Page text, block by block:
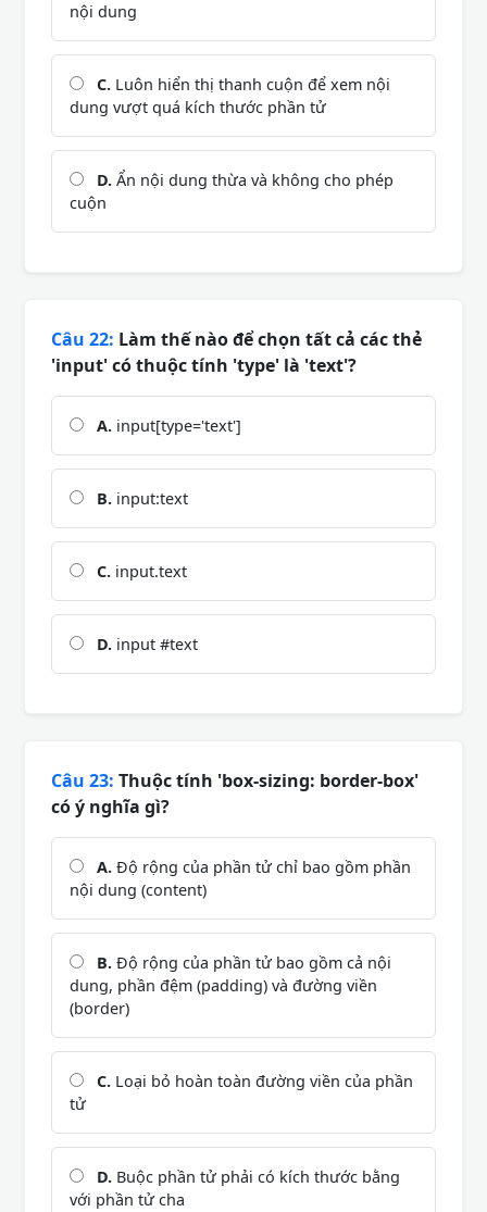
nội dung
C. Luôn hiển thị thanh cuộn để xem nội
dung vượt quá kích thước phần tử
D. Ẩn nội dung thừa và không cho phép
cuộn
Câu 22: Làm thế nào để chọn tất cả các thẻ
'input' có thuộc tính 'type' là 'text'?
A. input[type='text']
B. input:text
C. input.text
D. input #text
Câu 23: Thuộc tính 'box-sizing: border-box'
có ý nghĩa gì?
A. Độ rộng của phần tử chỉ bao gồm phần
nội dung (content)
B. Độ rộng của phần tử bao gồm cả nội
dung, phần đệm (padding) và đường viền
(border)
C. Loại bỏ hoàn toàn đường viền của phần
tử
D. Buộc phần tử phải có kích thước bằng
với phần tử cha